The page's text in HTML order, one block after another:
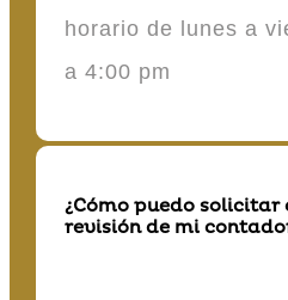
horario de lunes a
a 4:00 pm
¿Cómo puedo solicitar
revisión de mi